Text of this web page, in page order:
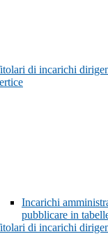
di incarichi
Incarichi
pubblicare in
di incarichi